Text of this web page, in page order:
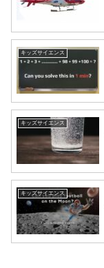
キッズサイエンス
キッズサイエンス
キッズサイエンス